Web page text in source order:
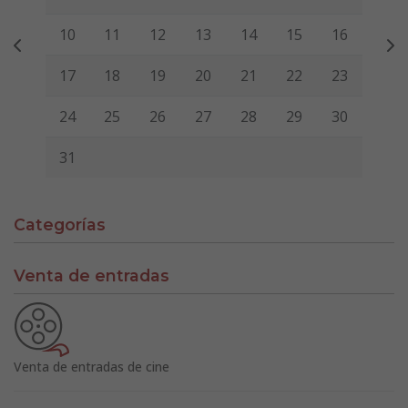
10 11 12 13 14 15 16
17 18 19 20 21 22 23
24 25 26 27 28 29 30
31
Categorías
Venta de entradas
Venta de entradas de cine